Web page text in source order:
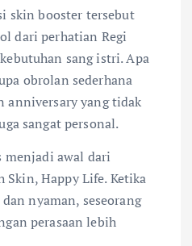
skin booster tersebut
dari perhatian Regi
sang istri. Apa
obrolan sederhana
anniversary yang tidak
sangat personal.
menjadi awal dari
Skin, Happy Life. Ketika
nyaman, seseorang
perasaan lebih